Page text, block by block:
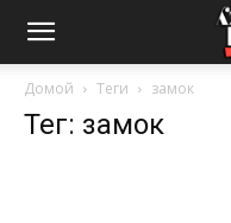
Crazy-
Daizy
Домой Теги замок
Тег: замок